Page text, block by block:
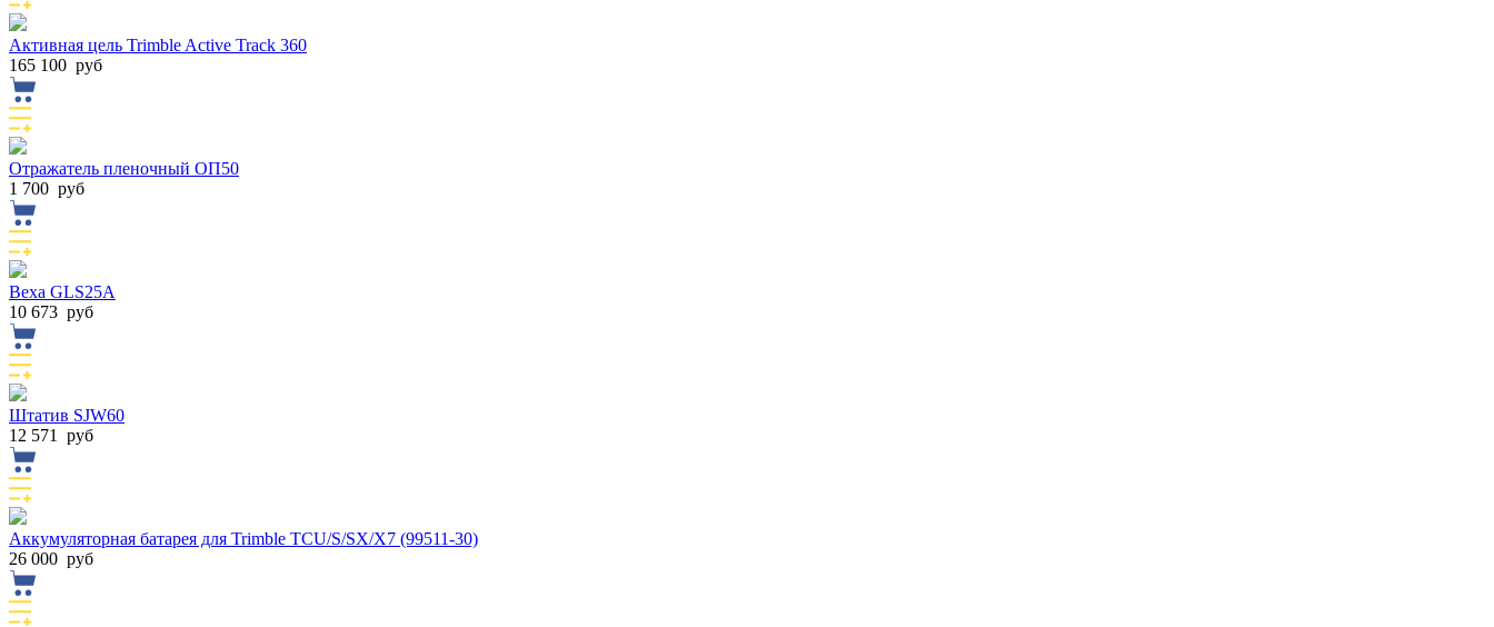
Активная цель Trimble Active Track 360
165 100 руб
Отражатель пленочный ОП50
1 700 руб
Веха GLS25А
10 673 руб
Штатив SJW60
12 571
руб
Аккумуляторная батарея для Trimble TCU/S/SX/X7 (99511-30)
26 000 руб